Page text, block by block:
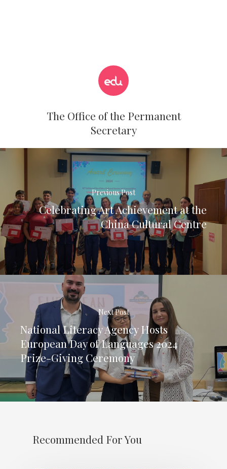
The Office of the Permanent
Secretary
Previous Post
Celebrating Art Achievement at the
China Cultural Centre
Next Post
National Literacy Agency Hosts
European Day of Languages 2024
Prize-Giving Ceremony
Recommended For You